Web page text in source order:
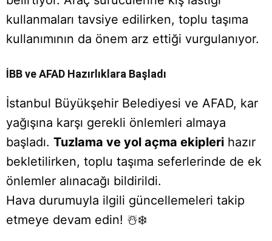
kullanmaları tavsiye edilirken, toplu taşıma
kullanımının da önem arz ettiği vurgulanıyor.
İBB ve AFAD Hazırlıklara Başladı
İstanbul Büyükşehir Belediyesi ve AFAD, kar
yağışına karşı gerekli önlemleri almaya
başladı. Tuzlama ve yol açma ekipleri hazır
bekletilirken, toplu taşıma seferlerinde de ek
önlemler alınacağı bildirildi.
Hava durumuyla ilgili güncellemeleri takip
etmeye devam edin! ☃️❄️